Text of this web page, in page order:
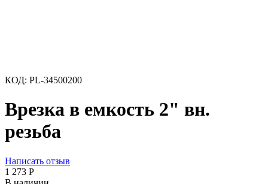
КОД: PL-34500200
Врезка в емкость 2" вн.
резьба
Написать отзыв
1 273 Р